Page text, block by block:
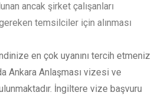
ancak şirket çalışanları
temsilciler için alınması
en çok uyanını tercih etmeniz
Ankara Anlaşması vizesi ve
İngiltere vize başvuru